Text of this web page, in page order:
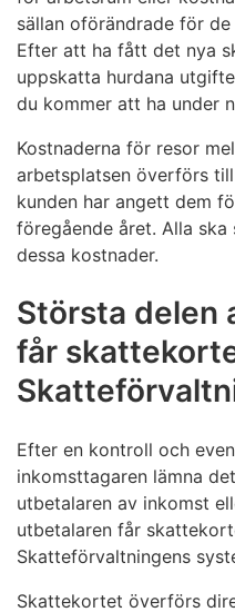
sällan oförändrade för
Efter att ha fått det nya
uppskatta hurdana
du kommer att ha under
Kostnaderna för resor
arbetsplatsen överförs
kunden har angett dem
föregående året. Alla
dessa kostnader.
Största delen
får
Efter en kontroll och
inkomsttagaren lämna
utbetalaren av inkomst
utbetalaren får
Skatteförvaltningens
Skattekortet överförs